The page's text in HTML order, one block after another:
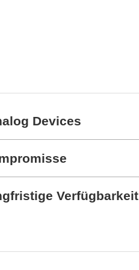
Devices
Verfügbarkeit